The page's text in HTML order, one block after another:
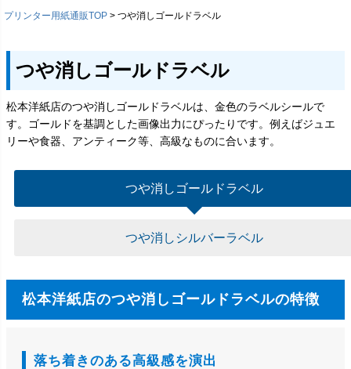
プリンター用紙通販TOP つや消しゴールドラベル
つや消しゴールドラベル
松本洋紙店のつや消しゴールドラベルは、金色のラベルシールで
す。ゴールドを基調とした画像出力にぴったりです。例えばジュエ
リーや食器、アンティーク等、高級なものに合います。
つや消しゴールドラベル
つや消しシルバーラベル
松本洋紙店のつや消しゴールドラベルの特徴
落ち着きのある高級感を演出